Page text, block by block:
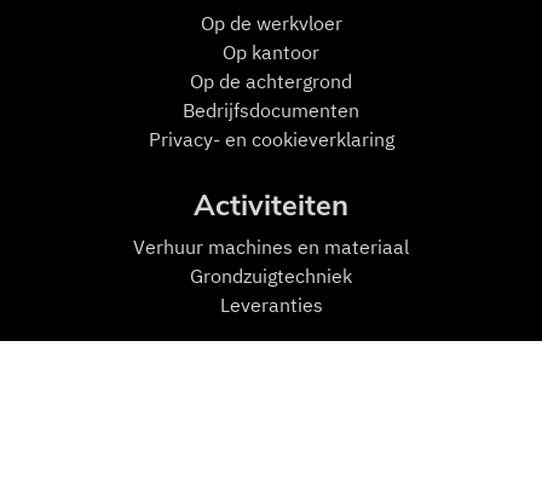
Op de werkvloer
Op kantoor
Op de achtergrond
Bedrijfsdocumenten
Privacy- en cookieverklaring
Activiteiten
Verhuur machines en materiaal
Grondzuigtechniek
Leveranties